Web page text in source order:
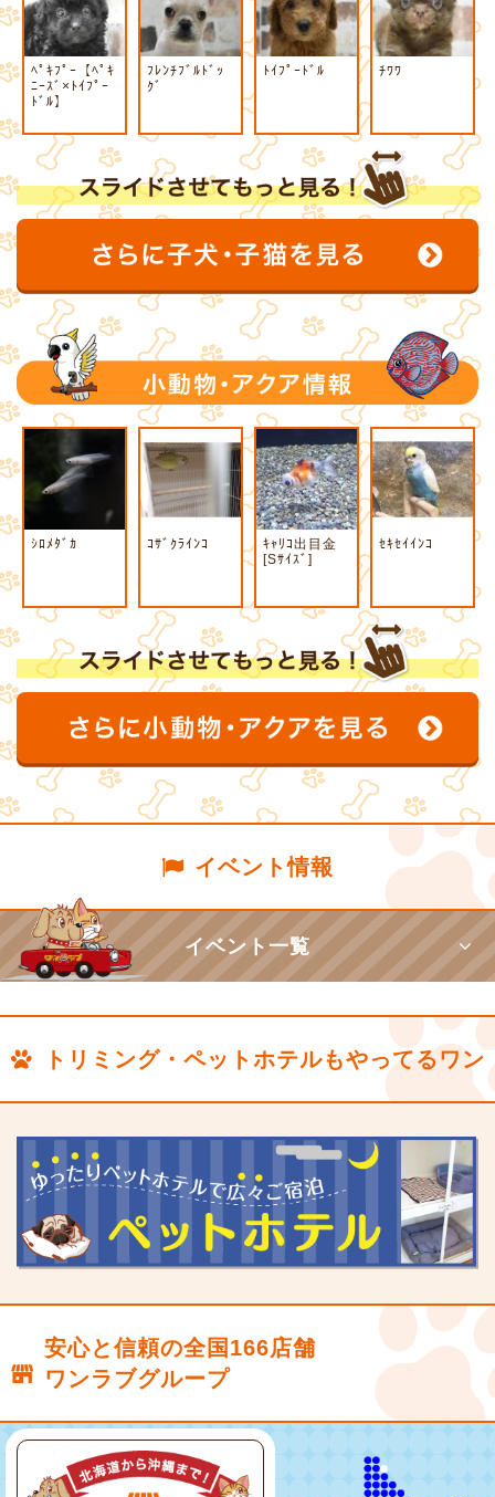
ﾍﾟｷﾌﾟｰ【ﾍﾟｷ
ﾆｰｽﾞ×ﾄｲﾌﾟｰ
ﾄﾞﾙ】
ﾌﾚﾝﾁﾌﾞﾙﾄﾞｯ
ｸﾞ
ﾄｲﾌﾟｰﾄﾞﾙ ﾁﾜﾜ
ｼﾛﾒﾀﾞｶ ｺｻﾞｸﾗｲﾝｺ
ｷｬﾘｺ出目金
[Sｻｲｽﾞ]
ｾｷｾｲｲﾝｺ
イベント情報
イベント一覧
トリミング・ペットホテルもやってるワン
安心と信頼の全国166店舗
ワンラブグループ